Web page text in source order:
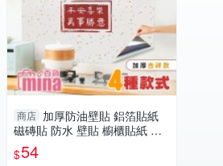
商店 加厚防油壁貼 鋁箔貼紙
磁磚貼 防水 壁貼 櫥櫃貼紙 廚
房壁貼 (mina百貨)【F0631】
$54